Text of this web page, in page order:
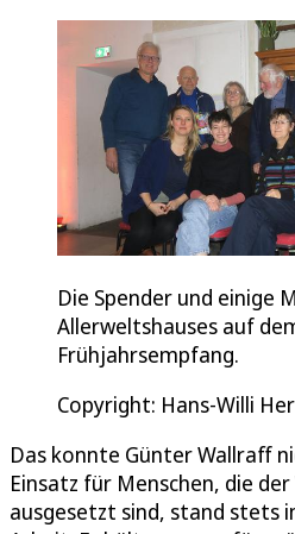
Die Spender und einige
Allerweltshauses auf
Frühjahrsempfang.
Copyright: Hans-Willi
Das konnte Günter Wallraff
Einsatz für Menschen, die
ausgesetzt sind, stand stets